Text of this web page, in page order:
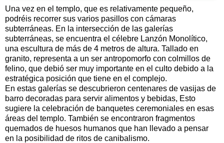
Una vez en el templo, que es relativamente pequeño,
podréis recorrer sus varios pasillos con cámaras
subterráneas. En la intersección de las galerías
subterráneas, se encuentra el célebre Lanzón Monolítico,
una escultura de más de 4 metros de altura. Tallado en
granito, representa a un ser antropomorfo con colmillos de
felino, que debió ser muy importante en el culto debido a la
estratégica posición que tiene en el complejo.
En estas galerías se descubrieron centenares de vasijas de
barro decoradas para servir alimentos y bebidas, Esto
sugiere la celebración de banquetes ceremoniales en esas
áreas del templo. También se encontraron fragmentos
quemados de huesos humanos que han llevado a pensar
en la posibilidad de ritos de canibalismo.